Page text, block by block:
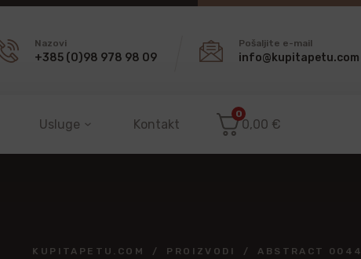
Nazovi
+385 (0)98 978 98 09
Pošaljite e-mail
info@kupitapetu.com
Usluge Kontakt
0
0,00 €
KUPITAPETU.COM PROIZVODI ABSTRACT 0044